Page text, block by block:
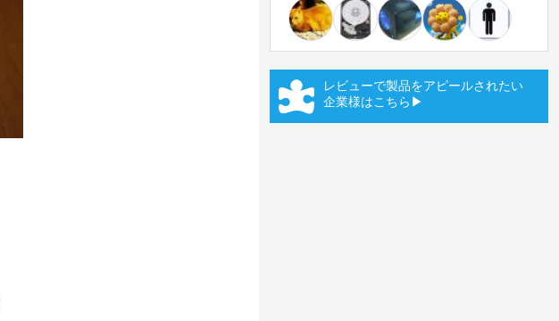
レビューで製品をアピールされたい
企業様はこちら▶